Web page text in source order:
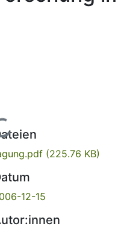
(225.76 KB)
12-15